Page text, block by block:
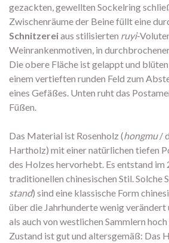
gezackten, gewellten Sockelring
Zwischenräume der Beine füllt eine
Schnitzereiaus stilisierten ruyi-
Weinrankenmotiven, in
Die obere Fläche ist gelappt und
einem vertieften runden Feld zum
eines Gefäßes. Unten ruht das
Füßen.
Das Material ist Rosenholz (hongmu/
Hartholz) mit einer natürlichen tiefen
des Holzes hervorhebt. Es entstand im
traditionellen chinesischen Stil. Solche
stand) sind eine klassische Form
über die Jahrhunderte wenig verändert
als auch von westlichen Sammlern
Zustand ist gut und altersgemäß: Das